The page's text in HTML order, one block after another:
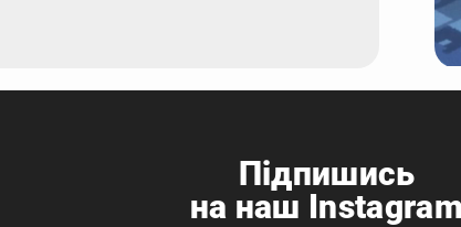
Підпишись
на наш